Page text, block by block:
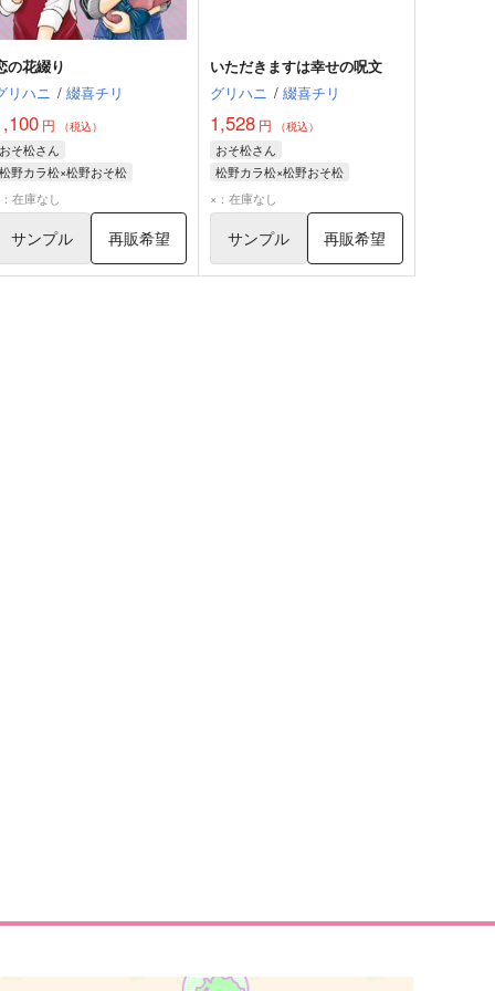
の花綴り
リハニ / 綴喜チリ
円 （税込）
おそ松さん
松野カラ松×松野おそ松
松野カラ松
在庫なし
サンプル 再販希望
いただきますは幸せの呪文
グリハニ / 綴喜チリ
1,528 円 （税込）
おそ松さん
松野カラ松×松野おそ松
松野カラ松
×：在庫なし
サンプル 再販希望